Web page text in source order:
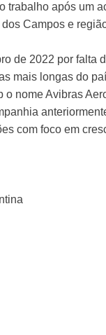
trabalho após um
Campos e
de 2022 por falta
mais longas do
o nome Avibras
com foco em